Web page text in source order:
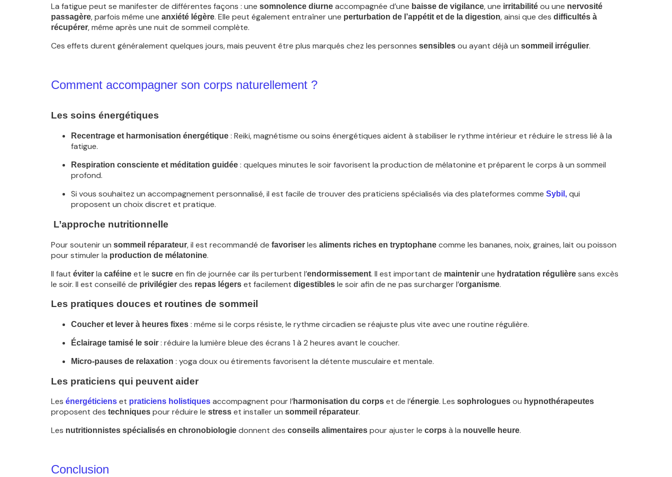
La fatigue peut se manifester de différentes façons : une somnolence diurne accompagnée d’une baisse de vigilance, une irritabilité ou une nervosité
passagère, parfois même une anxiété légère. Elle peut également entraîner une perturbation de l’appétit et de la digestion, ainsi que des difficultés à
récupérer, même après une nuit de sommeil complète.
Ces effets durent généralement quelques jours, mais peuvent être plus marqués chez les personnes sensibles ou ayant déjà un sommeil irrégulier.
Comment accompagner son corps naturellement ?
Les soins énergétiques
Recentrage et harmonisation énergétique : Reiki, magnétisme ou soins énergétiques aident à stabiliser le rythme intérieur et réduire le stress lié à la
fatigue.
Respiration consciente et méditation guidée : quelques minutes le soir favorisent la production de mélatonine et préparent le corps à un sommeil
profond.
Si vous souhaitez un accompagnement personnalisé, il est facile de trouver des praticiens spécialisés via des plateformes comme Sybil, qui
proposent un choix discret et pratique.
L’approche nutritionnelle
Pour soutenir un sommeil réparateur, il est recommandé de favoriser les aliments riches en tryptophane comme les bananes, noix, graines, lait ou poisson
pour stimuler la production de mélatonine.
Il faut éviter la caféine et le sucre en fin de journée car ils perturbent l’endormissement. Il est important de maintenir une hydratation régulière sans excès
le soir. Il est conseillé de privilégier des repas légers et facilement digestibles le soir afin de ne pas surcharger l’organisme.
Les pratiques douces et routines de sommeil
Coucher et lever à heures fixes : même si le corps résiste, le rythme circadien se réajuste plus vite avec une routine régulière.
Éclairage tamisé le soir : réduire la lumière bleue des écrans 1 à 2 heures avant le coucher.
Micro-pauses de relaxation : yoga doux ou étirements favorisent la détente musculaire et mentale.
Les praticiens qui peuvent aider
Les énergéticiens et praticiens holistiques accompagnent pour l’harmonisation du corps et de l’énergie. Les sophrologues ou hypnothérapeutes
proposent des techniques pour réduire le stress et installer un sommeil réparateur.
Les nutritionnistes spécialisés en chronobiologie donnent des conseils alimentaires pour ajuster le corps à la nouvelle heure.
Conclusion